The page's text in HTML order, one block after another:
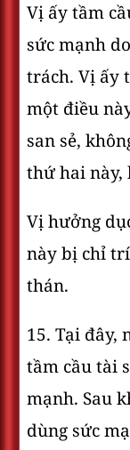
Vị ấy tầm
sức mạnh
trách. Vị ấy
một điều
san sẻ,
thứ hai này,
Vị hưởng
này bị chỉ
thán.
15. Tại đây,
tầm cầu tài
mạnh. Sau
dùng sức